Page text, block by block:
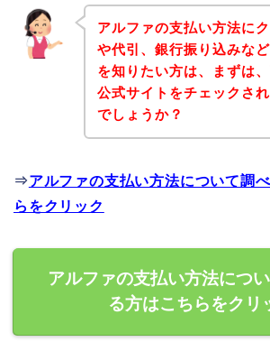
アルファの支払い方法に
や代引、銀行振り込みな
を知りたい方は、まずは
公式サイトをチェックさ
でしょうか？
⇒アルファの支払い方法について調
らをクリック
アルファの支払い方法につ
る方はこちらをクリ